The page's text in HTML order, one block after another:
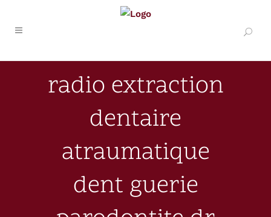
radio extraction
dentaire
atraumatique
dent guerie